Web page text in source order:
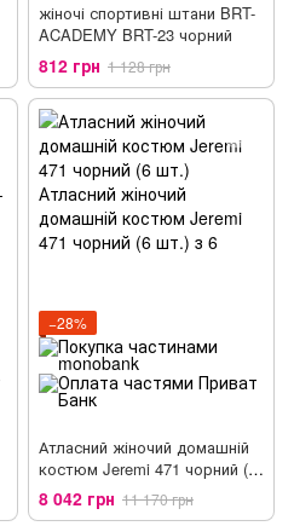
жіночі спортивні штани BRT-
ACADEMY BRT-23 чорний
812 грн 1 128 грн
−28%
Атласний жіночий домашній
костюм Jeremi 471 чорний (6
шт.)
8 042 грн 11 170 грн